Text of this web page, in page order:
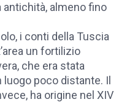
almeno fino
i conti della Tuscia
un fortilizio
che era stata
poco distante. Il
ha origine nel XIV